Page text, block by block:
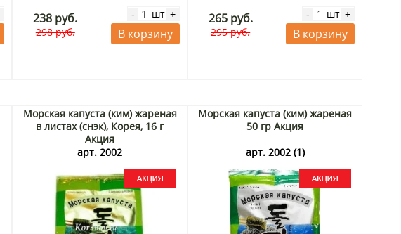
238 руб.
298 руб.
- шт +
В корзину
265 руб.
295 руб.
- шт +
В корзину
Морская капуста (ким) жареная
в листах (снэк), Корея, 16 г
Акция
арт. 2002
Морская капуста (ким) жареная
50 гр Акция
арт. 2002 (1)